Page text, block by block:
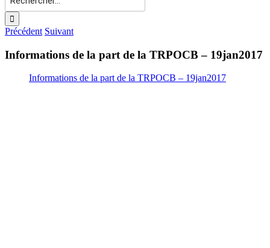
Précédent Suivant
Informations de la part de la TRPOCB – 19jan2017
Informations de la part de la TRPOCB – 19jan2017